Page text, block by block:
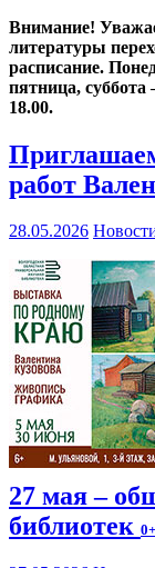
Внимание!
литературы
расписание.
пятница,
18.00.
работ
28.05.2026
27 мая –
библиотек 0+